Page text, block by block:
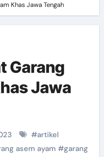
Khas Jawa Tengah
Garang
Jawa
#artikel
asem ayam #garang